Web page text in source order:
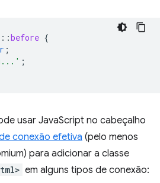
::before {
;
;
usar JavaScript no cabeçalho
conexão efetiva (pelo menos
para adicionar a classe
em alguns tipos de conexão: